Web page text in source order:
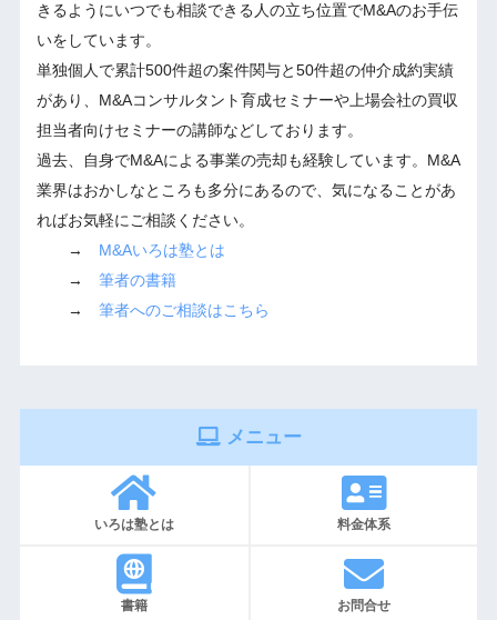
きるようにいつでも相談できる人の立ち位置でM&Aのお手伝
いをしています。
単独個人で累計500件超の案件関与と50件超の仲介成約実績
があり、M&Aコンサルタント育成セミナーや上場会社の買収
担当者向けセミナーの講師などしております。
過去、自身でM&Aによる事業の売却も経験しています。M&A
業界はおかしなところも多分にあるので、気になることがあ
ればお気軽にご相談ください。
→ M&Aいろは塾とは
→ 筆者の書籍
→ 筆者へのご相談はこちら
メニュー
いろは塾とは 料金体系
書籍 お問合せ